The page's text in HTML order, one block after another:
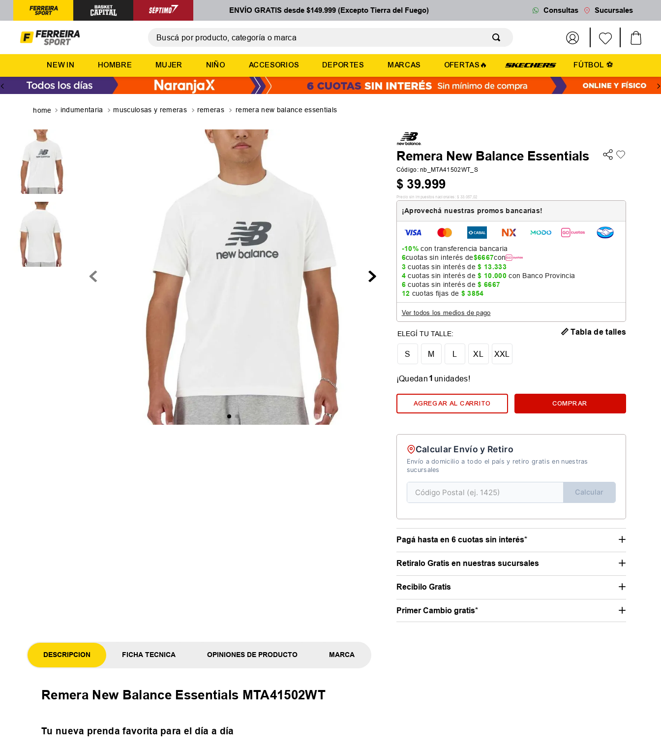
ENVÍO GRATIS desde $149.999 (Excepto Tierra del Fuego) Consultas Sucursales
NEW IN HOMBRE MUJER NIÑO ACCESORIOS DEPORTES MARCAS OFERTAS🔥 FÚTBOL ⚽
indumentaria musculosas y remeras remeras remera new balance essentials
Remera New Balance Essentials
Código:nb_MTA41502WT_S
$ 39.999
Precio sin impuestos nacionales: $ 33.057 ,02
¡Aprovechá nuestras promos bancarias!
-10%con transferencia bancaria
6cuotas sin interés de$6667con
3cuotas sin interés de$ 13.333
4cuotas sin interés de$ 10.000 con Banco Provincia
6cuotas sin interés de$ 6667
12 cuotas fijas de $ 3854
Ver todos los medios de pago
S L
M XL XXL
📏 Tabla de talles
¡Quedan 1 unidades!
AGREGAR AL CARRITO COMPRAR
Calcular Envío y Retiro
Envío a domicilio a todo el país y retiro gratis en nuestras
sucursales
Calcular
Pagá hasta en 6 cuotas sin interés*
Retiralo Gratis en nuestras sucursales
Recibilo Gratis
Primer Cambio gratis*
DESCRIPCION FICHA TECNICA OPINIONES DE PRODUCTO MARCA
Remera New Balance Essentials MTA41502WT
Tu nueva prenda favorita para el día a día
TÉRMINOS MÁS BUSCADOS
2
zapatillas
3.
basquet
5
zapatillas adidas